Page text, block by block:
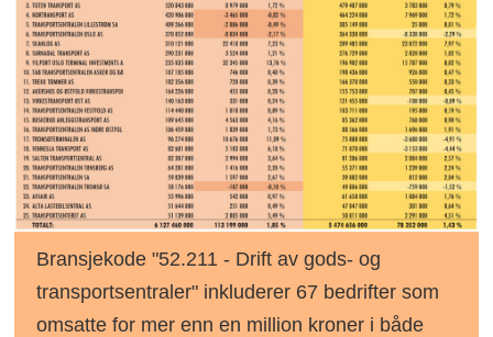
Bransjekode "52.211 - Drift av gods- og
transportsentraler" inkluderer 67 bedrifter som
omsatte for mer enn en million kroner i både